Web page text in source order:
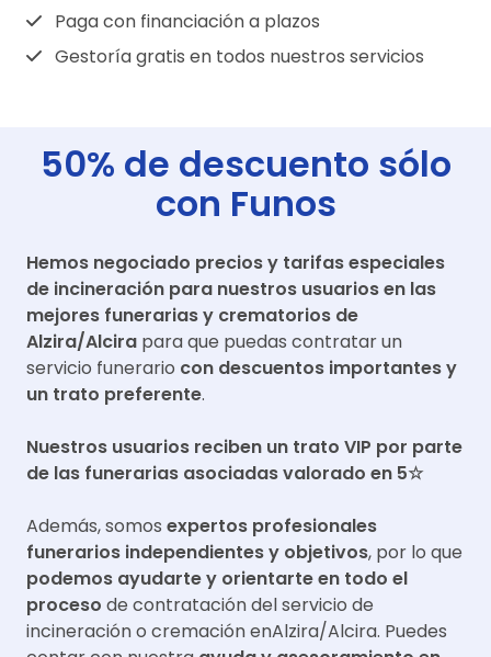
Paga con financiación a plazos
Gestoría gratis en todos nuestros servicios
50% de descuento sólo
con Funos
Hemos negociado precios y tarifas especiales
de incineración para nuestros usuarios en las
mejores funerarias y crematorios de
Alzira/Alcira para que puedas contratar un
servicio funerario con descuentos importantes y
un trato preferente.
Nuestros usuarios reciben un trato VIP por parte
de las funerarias asociadas valorado en 5☆
Además, somos expertos profesionales
funerarios independientes y objetivos, por lo que
podemos ayudarte y orientarte en todo el
proceso de contratación del servicio de
incineración o cremación enAlzira/Alcira. Puedes